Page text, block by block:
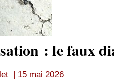
: le faux
| 15 mai 2026